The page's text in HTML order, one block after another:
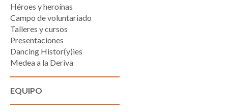
Héroes y heroínas
Campo de voluntariado
Talleres y cursos
Presentaciones
Dancing Histor(y)ies
Medea a la Deriva
EQUIPO